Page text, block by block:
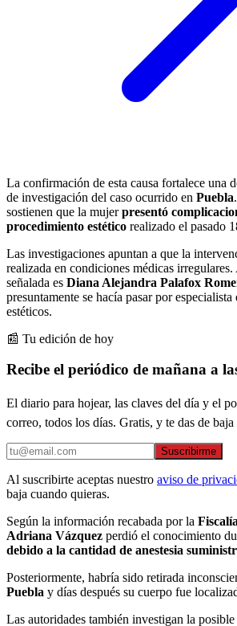
La confirmación de esta causa fortalece una
de investigación del caso ocurrido en Puebla
sostienen que la mujerpresentó
procedimiento estético realizado el pasado
Las investigaciones apuntan a que la
realizada en condiciones médicas
señalada es Diana Alejandra Palafox
presuntamente se hacía pasar por
estéticos.
📰 Tu edición de hoy
Recibe el periódico de mañana a
El diario para hojear, las claves del día y el
correo, todos los días. Gratis, y te das de
Suscribirme
Al suscribirte aceptas nuestro aviso de
baja cuando quieras.
Según la información recabada por la
Adriana Vázquez perdió el conocimiento
debido a la cantidad de anestesia
Posteriormente, habría sido retirada
Puebla y días después su cuerpo fue
Las autoridades también investigan la